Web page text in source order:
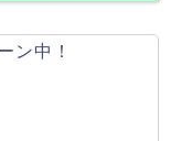
ン中！